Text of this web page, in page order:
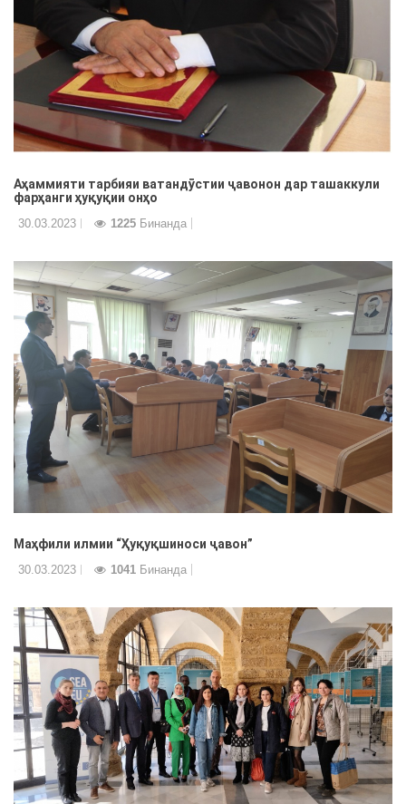
Аҳаммияти тарбияи ватандӯстии ҷавонон дар ташаккули
фарҳанги ҳуқуқии онҳо
30.03.2023 1225 Бинанда
Маҳфили илмии “Ҳуқуқшиноси ҷавон”
30.03.2023 1041 Бинанда